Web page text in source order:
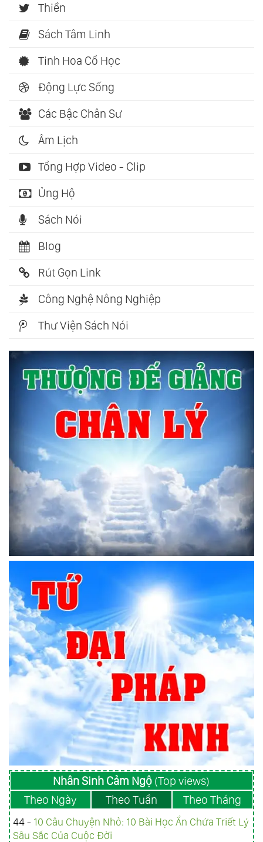
Thiền
Sách Tâm Linh
Tinh Hoa Cổ Học
Động Lực Sống
Các Bậc Chân Sư
Âm Lịch
Tổng Hợp Video - Clip
Ủng Hộ
Sách Nói
Blog
Rút Gọn Link
Công Nghệ Nông Nghiệp
Thư Viện Sách Nói
Nhân Sinh Cảm Ngộ (Top views)
Theo Ngày
Theo Tuần Theo Tháng
44 - 10 Câu Chuyện Nhỏ: 10 Bài Học Ẩn Chứa Triết Lý
Sâu Sắc Của Cuộc Đời